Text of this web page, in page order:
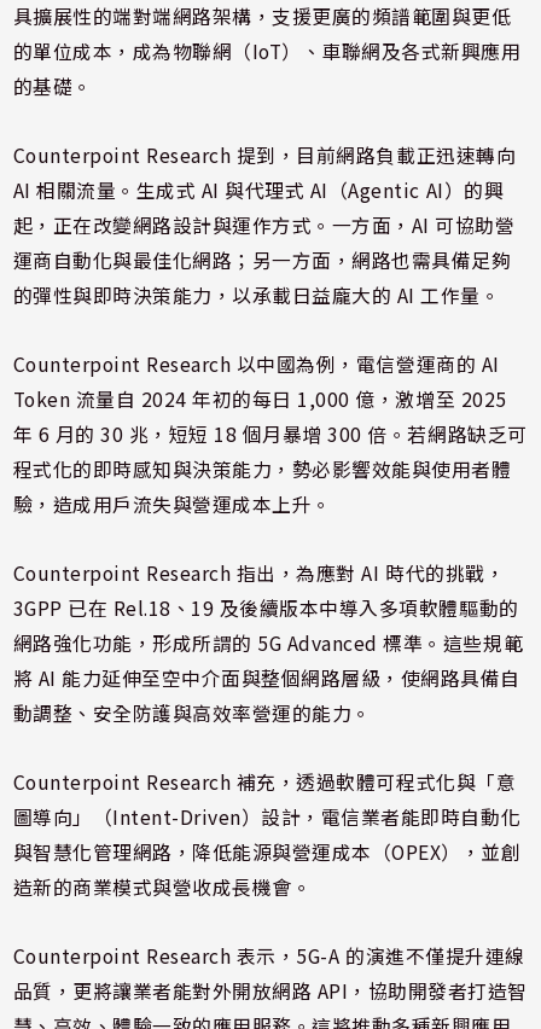
具擴展性的端對端網路架構，支援更廣的頻譜範圍與更低
的單位成本，成為物聯網（IoT）、車聯網及各式新興應用
的基礎。
Counterpoint Research 提到，目前網路負載正迅速轉向
AI 相關流量。生成式 AI 與代理式 AI（Agentic AI）的興
起，正在改變網路設計與運作方式。一方面，AI 可協助營
運商自動化與最佳化網路；另一方面，網路也需具備足夠
的彈性與即時決策能力，以承載日益龐大的 AI 工作量。
Counterpoint Research 以中國為例，電信營運商的 AI
Token 流量自 2024 年初的每日 1,000 億，激增至 2025
年 6 月的 30 兆，短短 18 個月暴增 300 倍。若網路缺乏可
程式化的即時感知與決策能力，勢必影響效能與使用者體
驗，造成用戶流失與營運成本上升。
Counterpoint Research 指出，為應對 AI 時代的挑戰，
3GPP 已在 Rel.18、19 及後續版本中導入多項軟體驅動的
網路強化功能，形成所謂的 5G Advanced 標準。這些規範
將 AI 能力延伸至空中介面與整個網路層級，使網路具備自
動調整、安全防護與高效率營運的能力。
Counterpoint Research 補充，透過軟體可程式化與「意
圖導向」（Intent-Driven）設計，電信業者能即時自動化
與智慧化管理網路，降低能源與營運成本（OPEX），並創
造新的商業模式與營收成長機會。
Counterpoint Research 表示，5G-A 的演進不僅提升連線
品質，更將讓業者能對外開放網路 API，協助開發者打造智